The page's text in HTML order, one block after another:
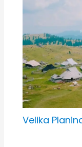
Velika